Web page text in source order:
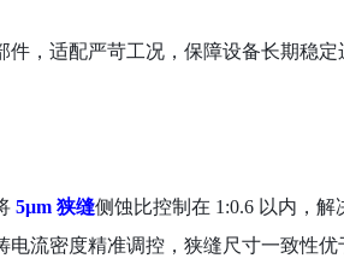
，适配严苛工况，保障设备长期稳定
5μm 狭缝侧蚀比控制在 1:0.6 以内，解
流密度精准调控，狭缝尺寸一致性优